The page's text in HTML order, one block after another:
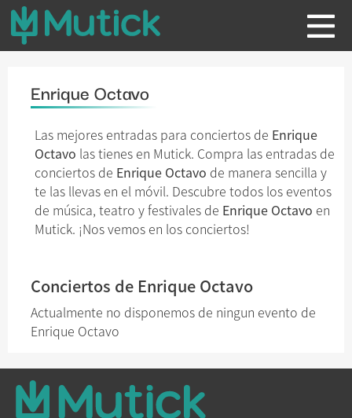
Enrique Octavo
Las mejores entradas para conciertos de Enrique
Octavo las tienes en Mutick. Compra las entradas de
conciertos de Enrique Octavo de manera sencilla y
te las llevas en el móvil. Descubre todos los eventos
de música, teatro y festivales de Enrique Octavo en
Mutick. ¡Nos vemos en los conciertos!
Conciertos de Enrique Octavo
Actualmente no disponemos de ningun evento de
Enrique Octavo